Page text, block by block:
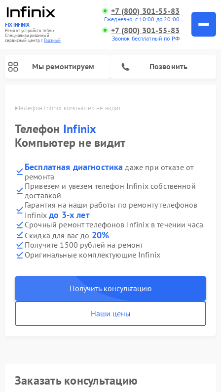
FIX-INFINIX
Ремонт устройств Infinix
Специализированный
cервисный центр г.Грозный
+7 (800) 301-55-83
Ежедневно, с 10:00 до 20:00
+7 (800) 301-55-83
Звонок бесплатный по РФ
Мы ремонтируем Позвонить
Телефон Infinix компьютер не видит
Телефон Infinix
Компьютер не видит
Бесплатная диагностика даже при отказе от
ремонта
Привезем и увезем телефон Infinix собственной
доставкой
Гарантия на наши работы по ремонту телефонов
Infinixдо 3-х лет
Срочный ремонт телефонов Infinix в течении часа
Скидка для вас до 20%
Получите 1500 рублей на ремонт
Оригинальные комплектующие Infinix
Получить консультацию
Наши цены
Заказать консультацию